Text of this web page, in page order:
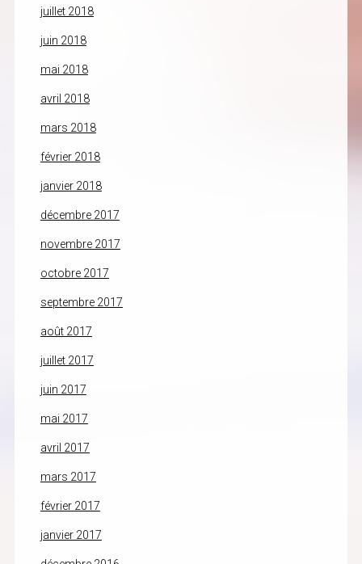
juillet 2018
juin 2018
mai 2018
avril 2018
mars 2018
février 2018
janvier 2018
décembre 2017
novembre 2017
octobre 2017
septembre 2017
août 2017
juillet 2017
juin 2017
mai 2017
avril 2017
mars 2017
février 2017
janvier 2017